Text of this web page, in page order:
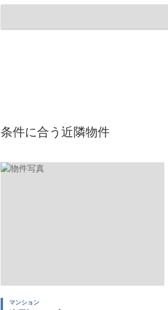
条件に合う近隣物件
マンション